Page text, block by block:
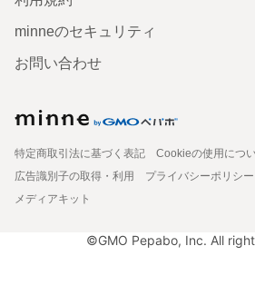
minneのセキュリティ
お問い合わせ
特定商取引法に基づく表記
Cookieの使用につ
広告識別子の取得・利用
プライバシーポリシー
メディアキット
©GMO Pepabo, Inc. All